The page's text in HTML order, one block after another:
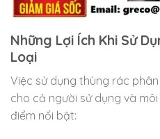
Những Lợi Ích Khi Sử
Loại
Việc sử dụng thùng rác
cho cả người sử dụng và
điểm nổi bật: